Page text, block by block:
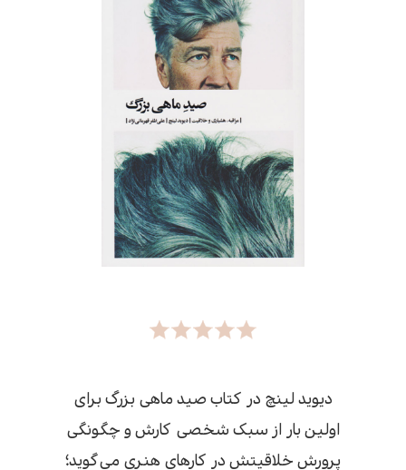
دیوید لینچ در کتاب صید ماهی بزرگ برای
اولین بار از سبک شخصی کارش و چگونگی
پرورش خلاقیتش در کارهای هنری می‌گوید؛